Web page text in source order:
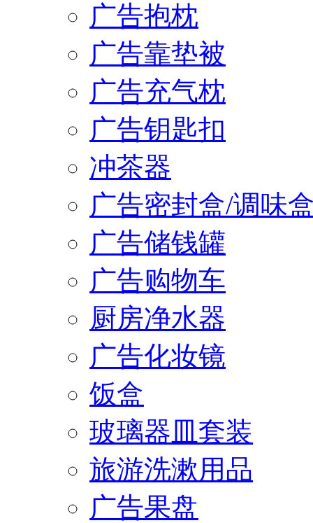
广告抱枕
广告靠垫被
广告充气枕
广告钥匙扣
冲茶器
广告密封盒/调味
广告储钱罐
广告购物车
厨房净水器
广告化妆镜
饭盒
玻璃器皿套装
旅游洗漱用品
广告果盘